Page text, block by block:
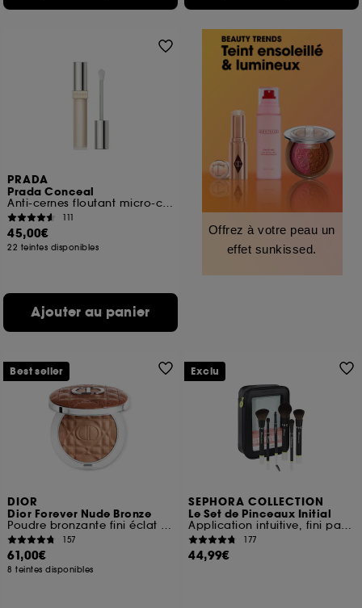
PRADA
Prada Conceal
Anti-cernes floutant micro-correcteur
111
45,00€
22 teintes disponibles
Ajouter au panier
Offrez à votre peau un
effet sunkissed.
DIOR
Dior Forever Nude Bronze
Poudre bronzante fini éclat naturel ou mat
157
61,00€
8 teintes disponibles
Best seller
SEPHORA COLLECTION
Le Set de Pinceaux Initial
Application intuitive, fini parfait
177
44,99€
Exclu